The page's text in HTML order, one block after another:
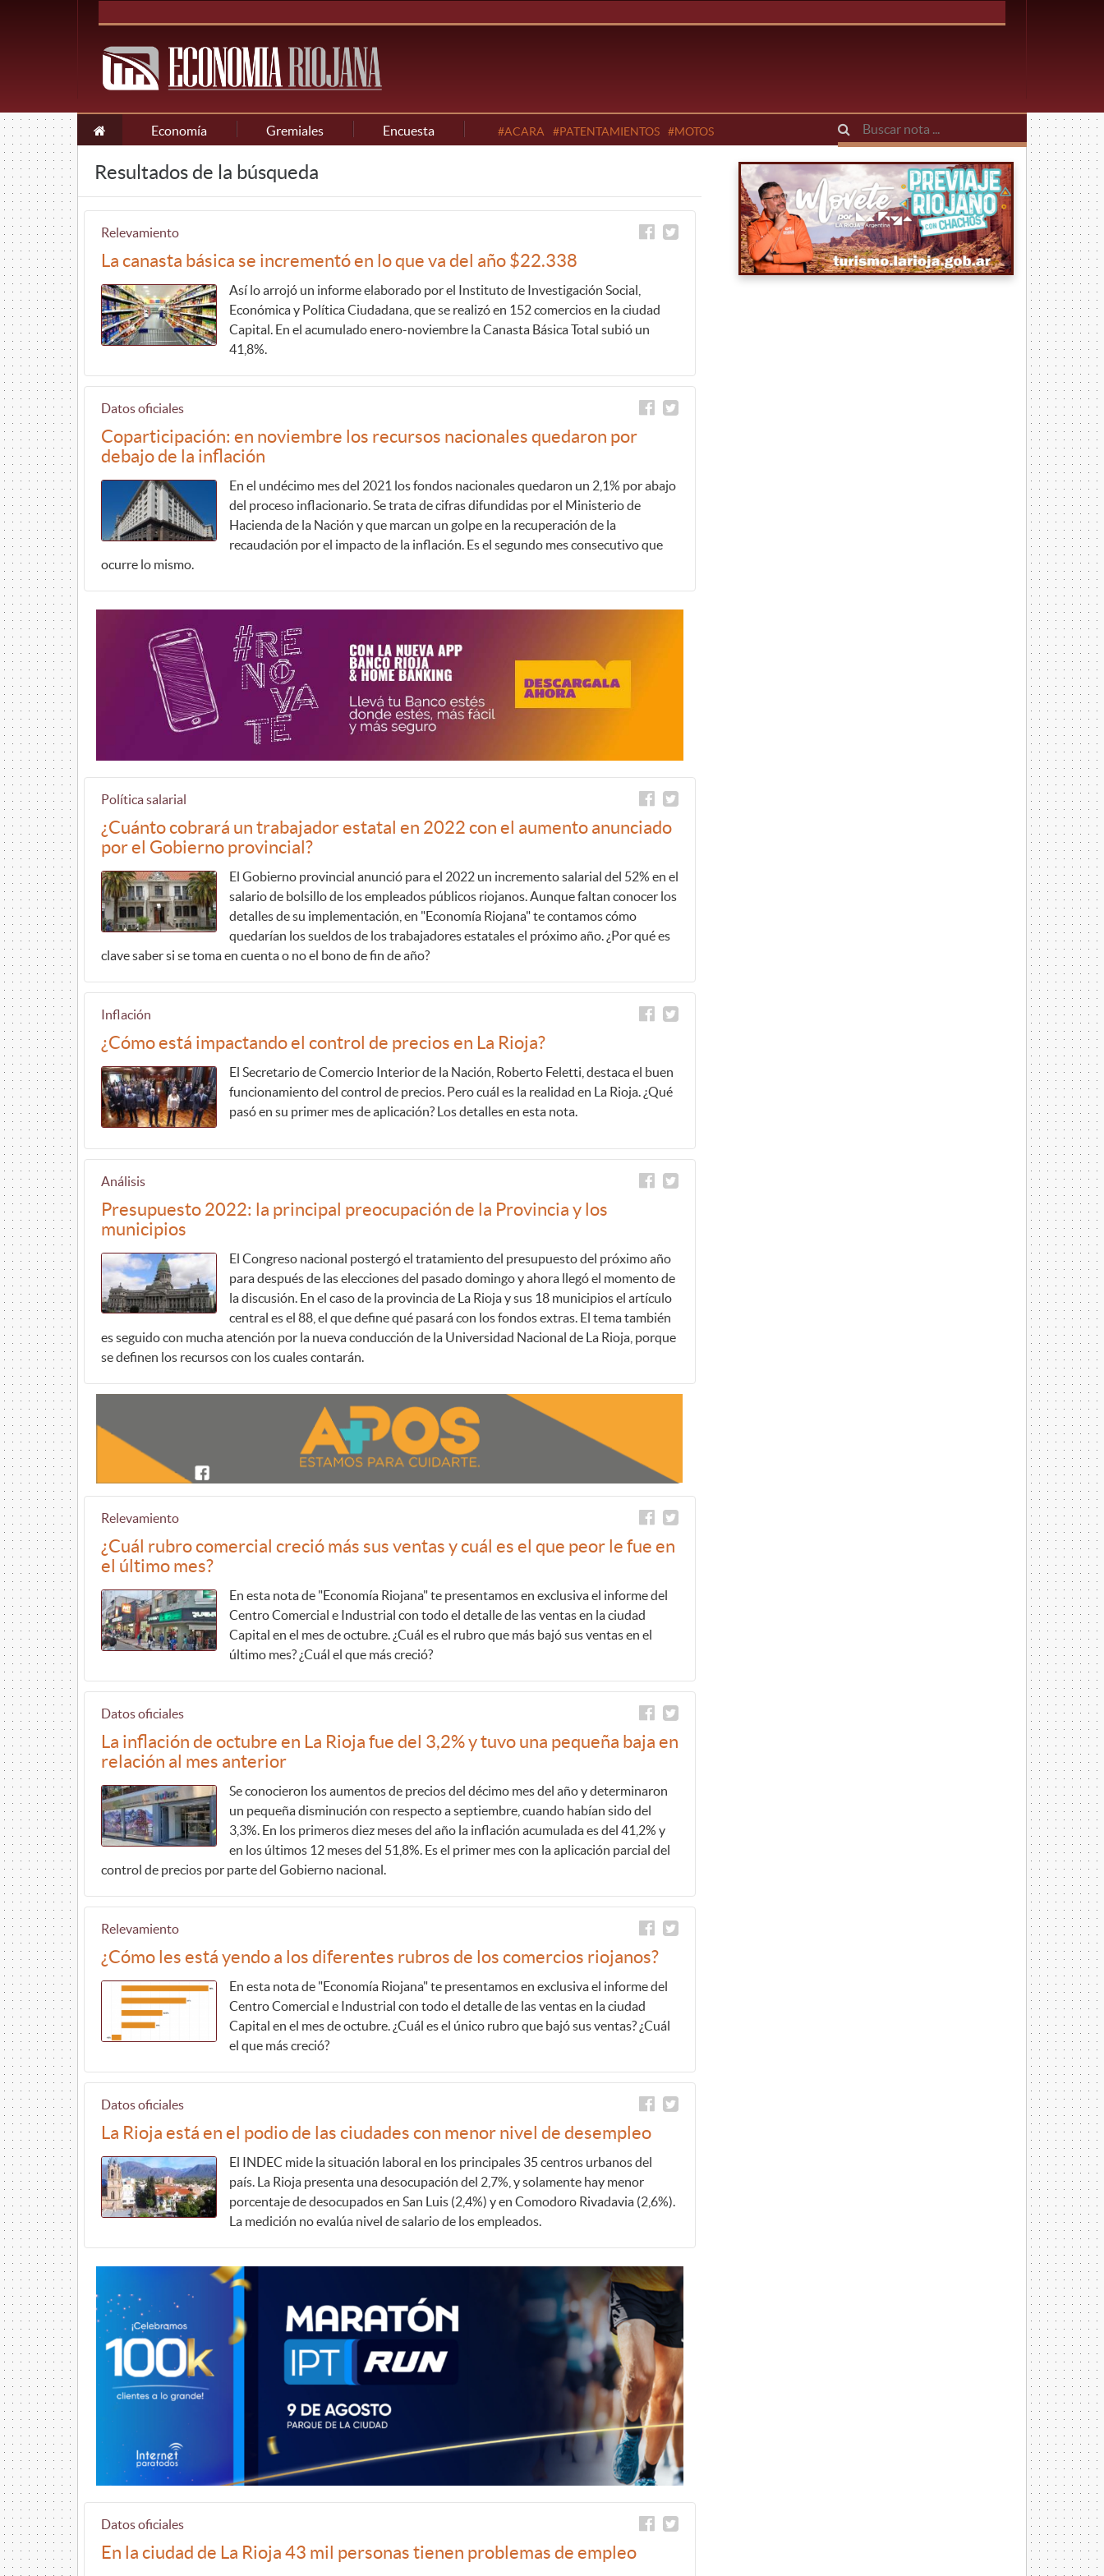
Economía Gremiales Encuesta #ACARA #PATENTAMIENTOS #MOTOS
Resultados de la búsqueda
Relevamiento
La canasta básica se incrementó en lo que va del año $22.338
Así lo arrojó un informe elaborado por el Instituto de Investigación Social,
Económica y Política Ciudadana, que se realizó en 152 comercios en la ciudad
Capital. En el acumulado enero-noviembre la Canasta Básica Total subió un
41,8%.
Datos oficiales
Coparticipación: en noviembre los recursos nacionales quedaron por
debajo de la inflación
En el undécimo mes del 2021 los fondos nacionales quedaron un 2,1% por abajo
del proceso inflacionario. Se trata de cifras difundidas por el Ministerio de
Hacienda de la Nación y que marcan un golpe en la recuperación de la
recaudación por el impacto de la inflación. Es el segundo mes consecutivo que
ocurre lo mismo.
Política salarial
¿Cuánto cobrará un trabajador estatal en 2022 con el aumento anunciado
por el Gobierno provincial?
El Gobierno provincial anunció para el 2022 un incremento salarial del 52% en el
salario de bolsillo de los empleados públicos riojanos. Aunque faltan conocer los
detalles de su implementación, en "Economía Riojana" te contamos cómo
quedarían los sueldos de los trabajadores estatales el próximo año. ¿Por qué es
clave saber si se toma en cuenta o no el bono de fin de año?
Inflación
¿Cómo está impactando el control de precios en La Rioja?
El Secretario de Comercio Interior de la Nación, Roberto Feletti, destaca el buen
funcionamiento del control de precios. Pero cuál es la realidad en La Rioja. ¿Qué
pasó en su primer mes de aplicación? Los detalles en esta nota.
Análisis
Presupuesto 2022: la principal preocupación de la Provincia y los
municipios
El Congreso nacional postergó el tratamiento del presupuesto del próximo año
para después de las elecciones del pasado domingo y ahora llegó el momento de
la discusión. En el caso de la provincia de La Rioja y sus 18 municipios el artículo
central es el 88, el que define qué pasará con los fondos extras. El tema también
es seguido con mucha atención por la nueva conducción de la Universidad Nacional de La Rioja, porque
se definen los recursos con los cuales contarán.
Relevamiento
¿Cuál rubro comercial creció más sus ventas y cuál es el que peor le fue en
el último mes?
En esta nota de "Economía Riojana" te presentamos en exclusiva el informe del
Centro Comercial e Industrial con todo el detalle de las ventas en la ciudad
Capital en el mes de octubre. ¿Cuál es el rubro que más bajó sus ventas en el
último mes? ¿Cuál el que más creció?
Datos oficiales
La inflación de octubre en La Rioja fue del 3,2% y tuvo una pequeña baja en
relación al mes anterior
Se conocieron los aumentos de precios del décimo mes del año y determinaron
un pequeña disminución con respecto a septiembre, cuando habían sido del
3,3%. En los primeros diez meses del año la inflación acumulada es del 41,2% y
en los últimos 12 meses del 51,8%. Es el primer mes con la aplicación parcial del
control de precios por parte del Gobierno nacional.
Relevamiento
¿Cómo les está yendo a los diferentes rubros de los comercios riojanos?
En esta nota de "Economía Riojana" te presentamos en exclusiva el informe del
Centro Comercial e Industrial con todo el detalle de las ventas en la ciudad
Capital en el mes de octubre. ¿Cuál es el único rubro que bajó sus ventas? ¿Cuál
el que más creció?
Datos oficiales
La Rioja está en el podio de las ciudades con menor nivel de desempleo
El INDEC mide la situación laboral en los principales 35 centros urbanos del
país. La Rioja presenta una desocupación del 2,7%, y solamente hay menor
porcentaje de desocupados en San Luis (2,4%) y en Comodoro Rivadavia (2,6%).
La medición no evalúa nivel de salario de los empleados.
Datos oficiales
En la ciudad de La Rioja 43 mil personas tienen problemas de empleo